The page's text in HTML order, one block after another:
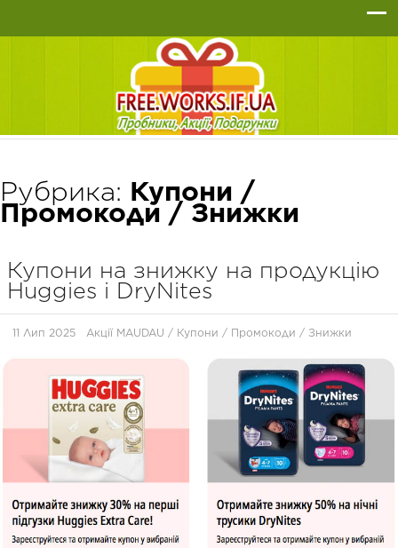
Рубрика: Купони /
Промокоди / Знижки
Купони на знижку на продукцію
Huggies і DryNites
11 Лип 2025 Акції MAUDAU / Купони / Промокоди / Знижки